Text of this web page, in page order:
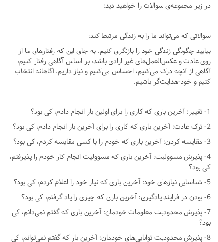
در زیر مجموعه‌ی سوالات را خواهید دید:
سوالاتی که می‌تواند ما را به زندگی مرتبط کند:
بیایید چگونگی زندگی خود را بازنگری کنیم. به جای این که رفتارهای ما از
روی عادت و عکس‌العمل‌های غیر ارادی باشد، بر اساس آگاهی رفتار کنیم،
آگاهی از آنچه درک می‌کنیم، احساس می‌کنیم و نیاز داریم. آگاهانه انتخاب
کنیم و خود-هدایت‌گر باشیم.
1- تغییر: آخرین باری که کاری را برای اولین بار انجام دادم، کی بود؟
2- ترک عادت: آخرین باری که کاری را برای آخرین بار انجام دادم، کی بود؟
3- مقایسه کردن: آخرین باری که خودم را با کسی مقایسه کردم، کی بود؟
4- پذیرش مسوولیت: آخرین باری که مسوولیت انجام کار خودم را پذیرفتم،
کی بود؟
5- شناسایی نیازهای خود: آخرین باری که نیاز خود را اعلام کردم، کی بود؟
6- بودن در فرایند یادگیری: آخرین باری که چیزی را یاد گرفتم، کی بود؟
7- پذیرش محدودیت معلومات خودمان: آخرین باری که گفتم نمی‌دانم، کی
بود؟
8- پذیرش محدودیت توانایی‌های خودمان: آخرین بار که گفتم نمی‌توانم، کی